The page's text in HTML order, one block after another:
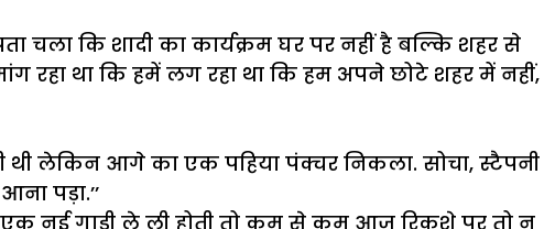
कि शादी का कार्यक्रम घर पर नहीं है बल्कि शहर से
रहा था कि हमें लग रहा था कि हम अपने छोटे शहर में नहीं,
थी लेकिन आगे का एक पहिया पंक्चर निकला. सोचा, स्टैपनी
पड़ा.’’
एक नई गाड़ी ले ली होती तो कम से कम आज रिकशे पर तो न